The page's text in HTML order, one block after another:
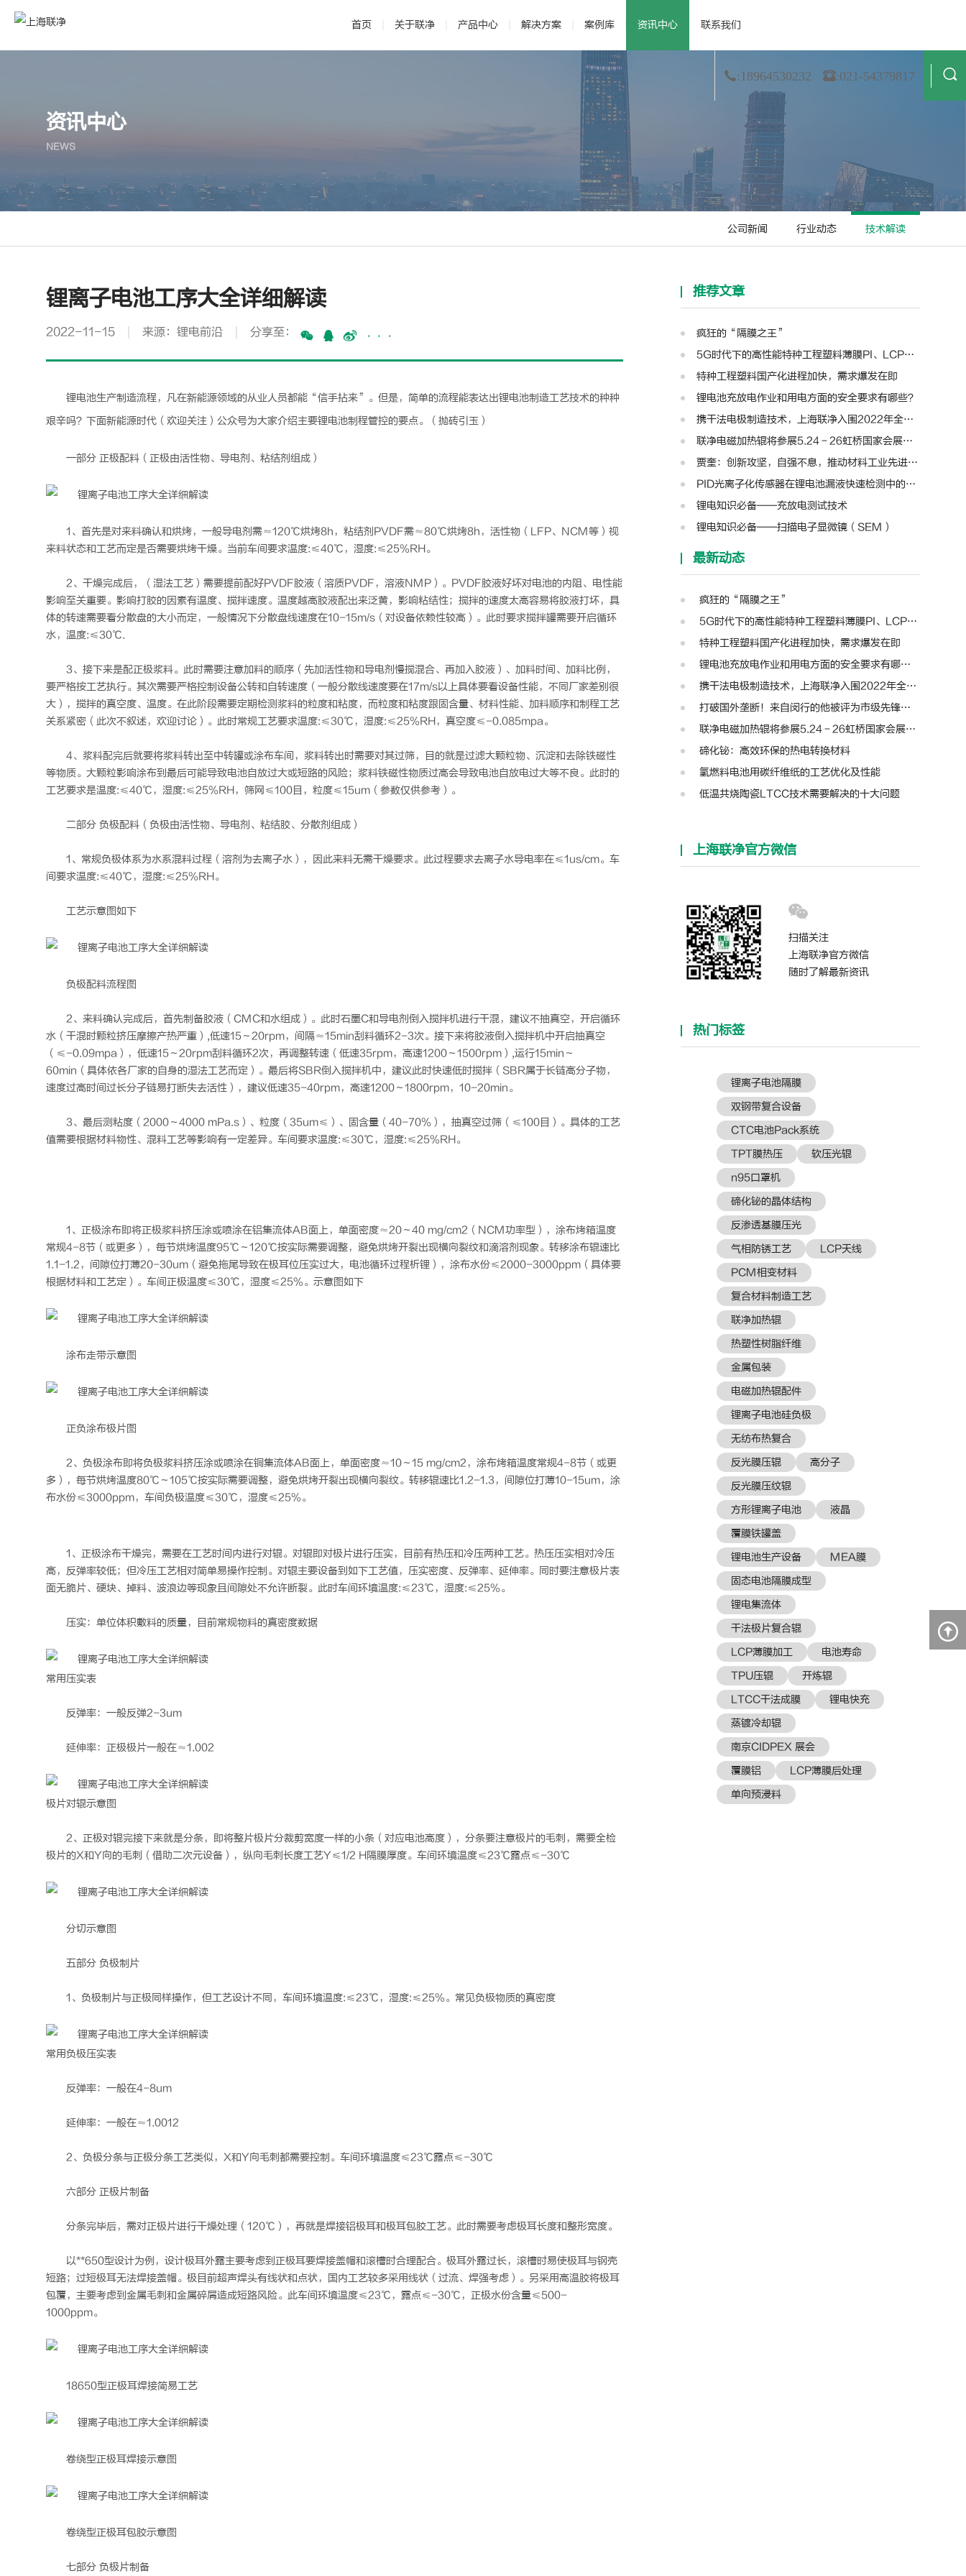
首页 关于联净
· 研发与专利 · 合作伙伴
产品中心 解决方案
· 新材料 · 非织造 · 造纸 · 金属箔 · 纺织业
案例库 资讯中心
· 行业动态 · 技术解读
联系我们
:18964530232 :021-54379817
资讯中心
NEWS
公司新闻 行业动态 技术解读
锂离子电池工序大全详细解读
2022-11-15 来源：锂电前沿 分享至： ···
锂电池生产制造流程，凡在新能源领域的从业人员都能“信手拈来”。但是，简单的流程能表达出锂电池制造工艺技术的种种
艰辛吗？下面新能源时代（欢迎关注）公众号为大家介绍主要锂电池制程管控的要点。（抛砖引玉）
一部分 正极配料（正极由活性物、导电剂、粘结剂组成）
1、首先是对来料确认和烘烤，一般导电剂需≈120℃烘烤8h，粘结剂PVDF需≈80℃烘烤8h，活性物（LFP、NCM等）视
来料状态和工艺而定是否需要烘烤干燥。当前车间要求温度:≤40℃，湿度:≤25%RH。
2、干燥完成后，（湿法工艺）需要提前配好PVDF胶液（溶质PVDF，溶液NMP）。PVDF胶液好坏对电池的内阻、电性能
影响至关重要。影响打胶的因素有温度、搅拌速度。温度越高胶液配出来泛黄，影响粘结性；搅拌的速度太高容易将胶液打坏，具
体的转速需要看分散盘的大小而定，一般情况下分散盘线速度在10-15m/s（对设备依赖性较高）。此时要求搅拌罐需要开启循环
水，温度:≤30℃.
3、接下来是配正极浆料。此时需要注意加料的顺序（先加活性物和导电剂慢搅混合、再加入胶液）、加料时间、加料比例，
要严格按工艺执行。其次需要严格控制设备公转和自转速度（一般分散线速度要在17m/s以上具体要看设备性能，不同厂家差别很
大），搅拌的真空度、温度。在此阶段需要定期检测浆料的粒度和粘度，而粒度和粘度跟固含量、材料性能、加料顺序和制程工艺
关系紧密（此次不叙述，欢迎讨论）。此时常规工艺要求温度:≤30℃，湿度:≤25%RH，真空度≤-0.085mpa。
4、浆料配完后就要将浆料转出至中转罐或涂布车间，浆料转出时需要对其过筛，目的就是过滤大颗粒物、沉淀和去除铁磁性
等物质。大颗粒影响涂布到最后可能导致电池自放过大或短路的风险；浆料铁磁性物质过高会导致电池自放电过大等不良。此时的
工艺要求是温度:≤40℃，湿度:≤25%RH，筛网≤100目，粒度≤15um（参数仅供参考）。
二部分 负极配料（负极由活性物、导电剂、粘结胶、分散剂组成）
1、常规负极体系为水系混料过程（溶剂为去离子水），因此来料无需干燥要求。此过程要求去离子水导电率在≤1us/cm。车
间要求温度:≤40℃，湿度:≤25%RH。
工艺示意图如下
负极配料流程图
2、来料确认完成后，首先制备胶液（CMC和水组成）。此时石墨C和导电剂倒入搅拌机进行干混，建议不抽真空，开启循环
水（干混时颗粒挤压摩擦产热严重）,低速15～20rpm，间隔≈15min刮料循环2-3次。接下来将胶液倒入搅拌机中开启抽真空
（≤-0.09mpa），低速15～20rpm刮料循环2次，再调整转速（低速35rpm，高速1200～1500rpm）,运行15min～
60min（具体依各厂家的自身的湿法工艺而定）。最后将SBR倒入搅拌机中，建议此时快速低时搅拌（SBR属于长链高分子物，
速度过高时间过长分子链易打断失去活性），建议低速35-40rpm，高速1200～1800rpm，10-20min。
3、最后测粘度（2000～4000 mPa.s）、粒度（35um≤）、固含量（40-70%），抽真空过筛（≤100目）。具体的工艺
值需要根据材料物性、混料工艺等影响有一定差异。车间要求温度:≤30℃，湿度:≤25%RH。
1、正极涂布即将正极浆料挤压涂或喷涂在铝集流体AB面上，单面密度≈20～40 mg/cm2（NCM功率型），涂布烤箱温度
常规4-8节（或更多），每节烘烤温度95℃～120℃按实际需要调整，避免烘烤开裂出现横向裂纹和滴溶剂现象。转移涂布辊速比
1.1-1.2，间隙位打薄20-30um（避免拖尾导致在极耳位压实过大，电池循环过程析锂），涂布水份≤2000-3000ppm（具体要
根据材料和工艺定）。车间正极温度≤30℃，湿度≤25%。示意图如下
涂布走带示意图
正负涂布极片图
2、负极涂布即将负极浆料挤压涂或喷涂在铜集流体AB面上，单面密度≈10～15 mg/cm2，涂布烤箱温度常规4-8节（或更
多），每节烘烤温度80℃～105℃按实际需要调整，避免烘烤开裂出现横向裂纹。转移辊速比1.2-1.3，间隙位打薄10-15um，涂
布水份≤3000ppm，车间负极温度≤30℃，湿度≤25%。
1、正极涂布干燥完，需要在工艺时间内进行对辊。对辊即对极片进行压实，目前有热压和冷压两种工艺。热压压实相对冷压
高，反弹率较低；但冷压工艺相对简单易操作控制。对辊主要设备到如下工艺值，压实密度、反弹率、延伸率。同时要注意极片表
面无脆片、硬块、掉料、波浪边等现象且间隙处不允许断裂。此时车间环境温度:≤23℃，湿度:≤25%。
压实：单位体积敷料的质量，目前常规物料的真密度数据
常用压实表
反弹率：一般反弹2-3um
延伸率：正极极片一般在≈1.002
极片对辊示意图
2、正极对辊完接下来就是分条，即将整片极片分裁剪宽度一样的小条（对应电池高度），分条要注意极片的毛刺，需要全检
极片的X和Y向的毛刺（借助二次元设备），纵向毛刺长度工艺Y≤1/2 H隔膜厚度。车间环境温度≤23℃露点≤-30℃
分切示意图
五部分 负极制片
1、负极制片与正极同样操作，但工艺设计不同，车间环境温度:≤23℃，湿度:≤25%。常见负极物质的真密度
常用负极压实表
反弹率：一般在4-8um
延伸率：一般在≈1.0012
2、负极分条与正极分条工艺类似，X和Y向毛刺都需要控制。车间环境温度≤23℃露点≤-30℃
六部分 正极片制备
分条完毕后，需对正极片进行干燥处理（120℃），再就是焊接铝极耳和极耳包胶工艺。此时需要考虑极耳长度和整形宽度。
以**650型设计为例，设计极耳外露主要考虑到正极耳要焊接盖帽和滚槽时合理配合。极耳外露过长，滚槽时易使极耳与钢壳
短路；过短极耳无法焊接盖帽。极目前超声焊头有线状和点状，国内工艺较多采用线状（过流、焊强考虑）。另采用高温胶将极耳
包覆，主要考虑到金属毛刺和金属碎屑造成短路风险。此车间环境温度≤23℃，露点≤-30℃，正极水份含量≤500-
1000ppm。
18650型正极耳焊接简易工艺
卷绕型正极耳焊接示意图
卷绕型正极耳包胶示意图
七部分 负极片制备
推荐文章
疯狂的“隔膜之王”
5G时代下的高性能特种工程塑料薄膜PI、LCP、PTFE、PPS、PEEK、PEN
特种工程塑料国产化进程加快，需求爆发在即
锂电池充放电作业和用电方面的安全要求有哪些？
携干法电极制造技术，上海联净入围2022年全国颠覆性技术创新大赛
联净电磁加热辊将参展5.24－26虹桥国家会展中心第十三届模切展
贾奎：创新攻坚，自强不息，推动材料工业先进装备迈向新高度 | 高转先锋人物
PID光离子化传感器在锂电池漏液快速检测中的应用
锂电知识必备——充放电测试技术
锂电知识必备——扫描电子显微镜（SEM）
最新动态
疯狂的“隔膜之王”
5G时代下的高性能特种工程塑料薄膜PI、LCP、PTFE、PPS、PEEK、PEN
特种工程塑料国产化进程加快，需求爆发在即
锂电池充放电作业和用电方面的安全要求有哪些？
携干法电极制造技术，上海联净入围2022年全国颠覆性技术创新大赛
打破国外垄断！来自闵行的他被评为市级先锋人物
联净电磁加热辊将参展5.24－26虹桥国家会展中心第十三届模切展
碲化铋：高效环保的热电转换材料
氢燃料电池用碳纤维纸的工艺优化及性能
低温共烧陶瓷LTCC技术需要解决的十大问题
上海联净官方微信
扫描关注
上海联净官方微信
随时了解最新资讯
热门标签
锂离子电池隔膜
双钢带复合设备
CTC电池Pack系统
TPT膜热压
软压光辊
n95口罩机
碲化铋的晶体结构
反渗透基膜压光
气相防锈工艺
LCP天线
PCM相变材料
复合材料制造工艺
联净加热辊
热塑性树脂纤维
金属包装
电磁加热辊配件
锂离子电池硅负极
无纺布热复合
反光膜压辊
高分子
反光膜压纹辊
方形锂离子电池
液晶
覆膜铁罐盖
锂电池生产设备
MEA膜
固态电池隔膜成型
锂电集流体
干法极片复合辊
LCP薄膜加工
电池寿命
TPU压辊
开炼辊
LTCC干法成膜
锂电快充
蒸镀冷却辊
南京CIDPEX 展会
覆膜铝
LCP薄膜后处理
单向预浸料